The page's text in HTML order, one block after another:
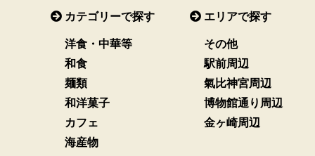
カテゴリーで探す
洋食・中華等
和食
麺類
和洋菓子
カフェ
海産物
エリアで探す
その他
駅前周辺
氣比神宮周辺
博物館通り周辺
金ヶ崎周辺